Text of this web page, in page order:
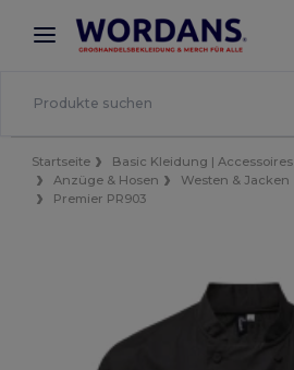
× Wordans App
Bessere Preise in der App!
Startseite Basic Kleidung | Accessoires
Anzüge & Hosen
Westen & Jacken
Premier PR903